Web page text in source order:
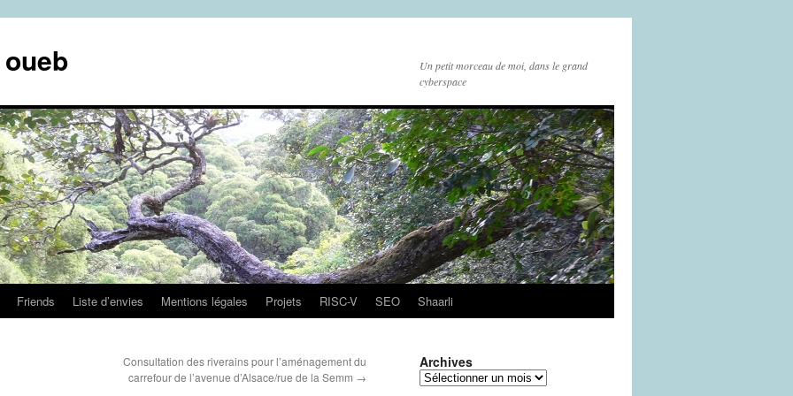
Un petit morceau de moi, dans le grand
cyberspace
Friends Liste d’envies Mentions légales Projets RISC-V SEO Shaarli
Consultation des riverains pour l’aménagement du
carrefour de l’avenue d’Alsace/rue de la Semm →
Archives
Archives